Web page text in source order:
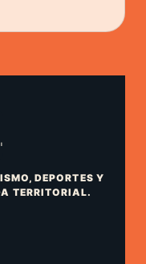
DEPORTES Y
TERRITORIAL.